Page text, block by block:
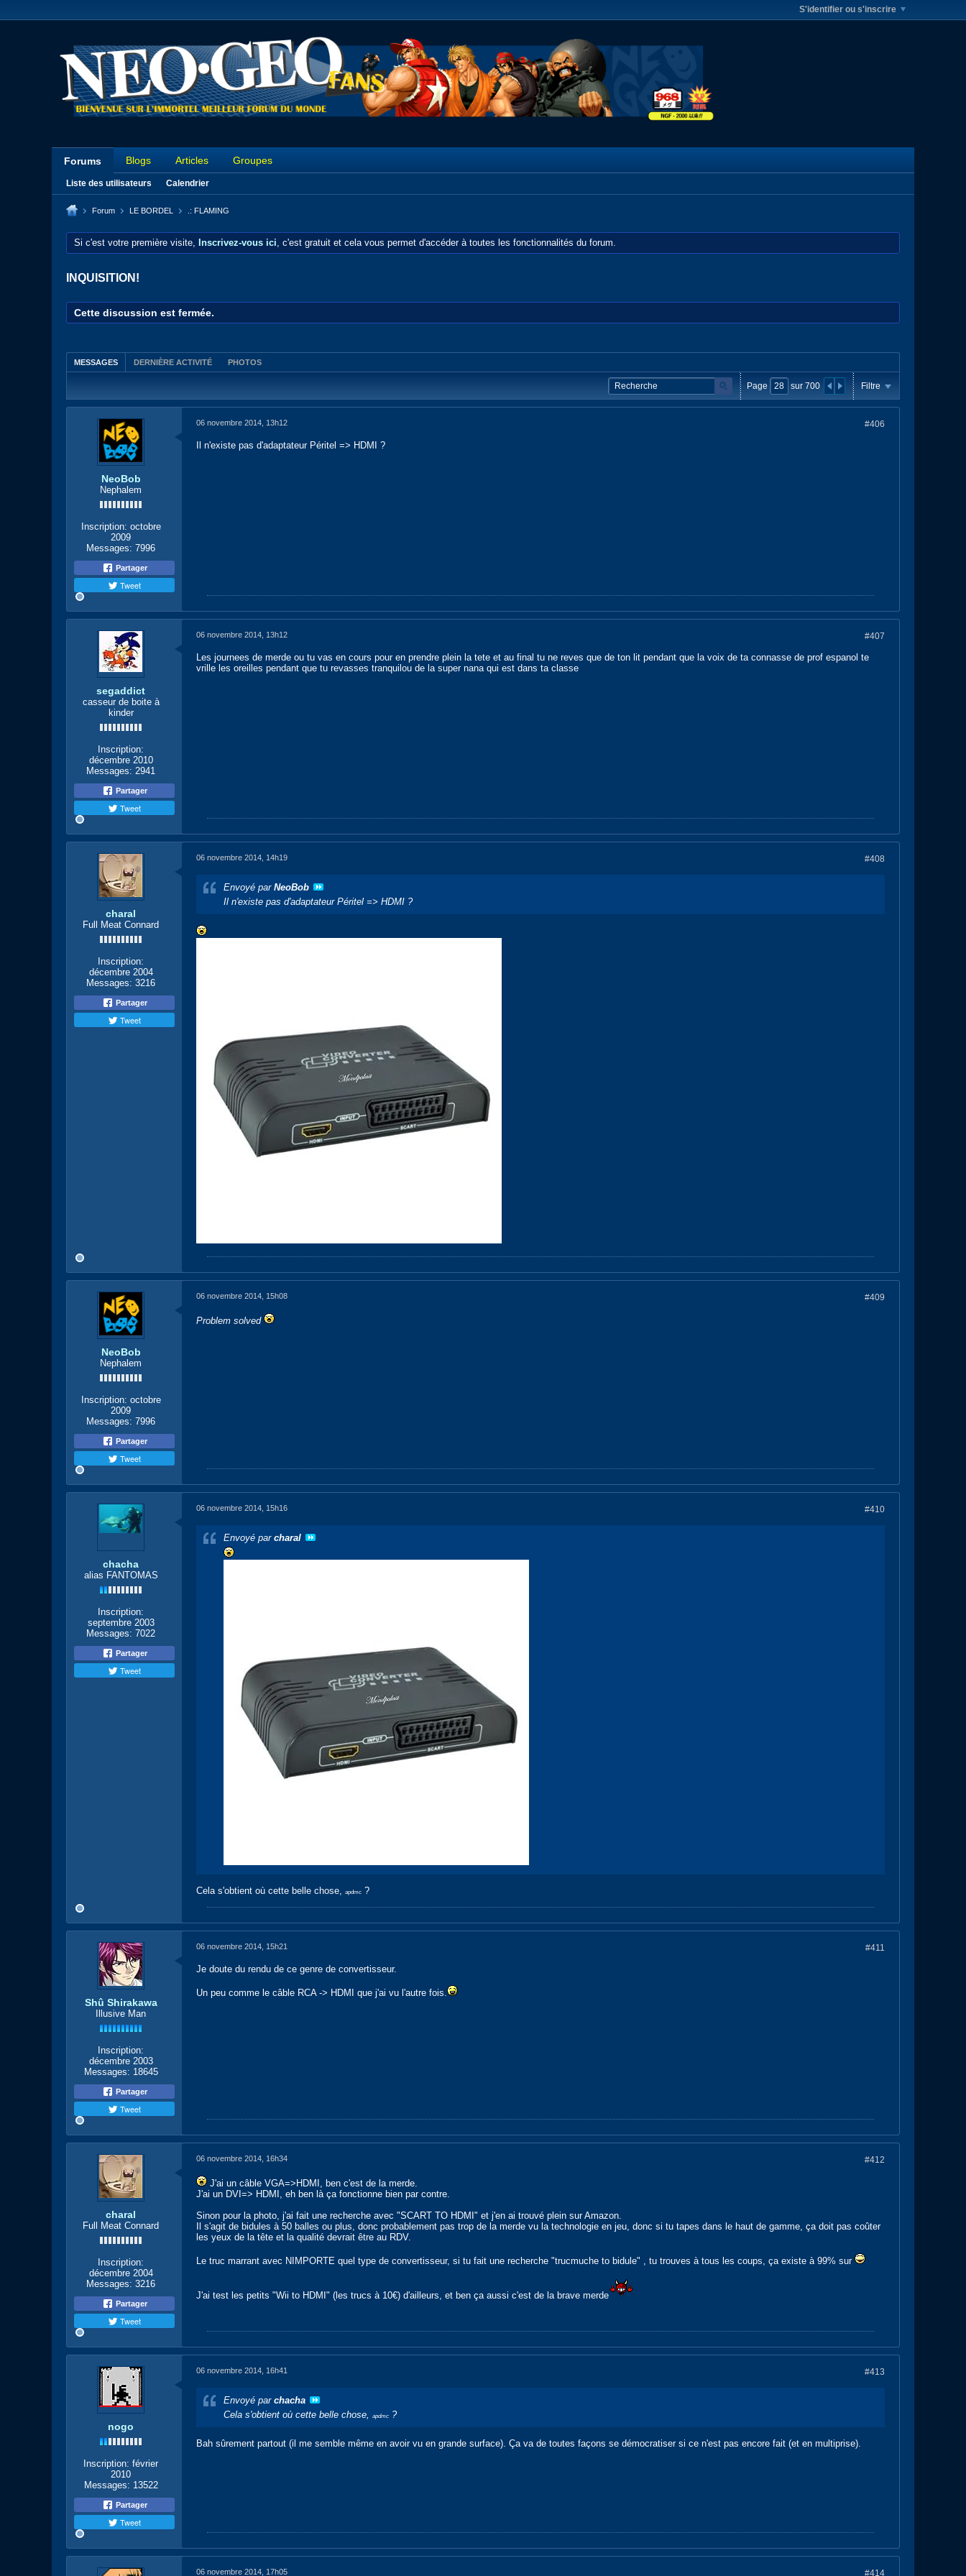
S'identifier ou s'inscrire
Forums Blogs Articles Groupes
Liste des utilisateurs Calendrier
Forum LE BORDEL .: FLAMING
Si c'est votre première visite, Inscrivez-vous ici, c'est gratuit et cela vous permet d'accéder à toutes les fonctionnalités du forum.
INQUISITION!
Cette discussion est fermée.
MESSAGES DERNIÈRE ACTIVITÉ PHOTOS
Page sur 700 Filtre
NeoBob
Nephalem
Inscription: octobre
2009
Messages: 7996
Partager
Tweet
#406
06 novembre 2014, 13h12
Il n'existe pas d'adaptateur Péritel => HDMI ?
segaddict
casseur de boite à
kinder
Inscription:
décembre 2010
Messages: 2941
Partager
Tweet
#407
06 novembre 2014, 13h12
Les journees de merde ou tu vas en cours pour en prendre plein la tete et au final tu ne reves que de ton lit pendant que la voix de ta connasse de prof espanol te
vrille les oreilles pendant que tu revasses tranquilou de la super nana qui est dans ta classe
charal
Full Meat Connard
Inscription:
décembre 2004
Messages: 3216
Partager
Tweet
#408
06 novembre 2014, 14h19
Envoyé par NeoBob
Il n'existe pas d'adaptateur Péritel => HDMI ?
NeoBob
Nephalem
Inscription: octobre
2009
Messages: 7996
Partager
Tweet
#409
06 novembre 2014, 15h08
Problem solved
chacha
alias FANTOMAS
Inscription:
septembre 2003
Messages: 7022
Partager
Tweet
#410
06 novembre 2014, 15h16
Envoyé par charal
Cela s'obtient où cette belle chose, apdmc ?
Shû Shirakawa
Illusive Man
Inscription:
décembre 2003
Messages: 18645
Partager
Tweet
#411
06 novembre 2014, 15h21
Je doute du rendu de ce genre de convertisseur.
Un peu comme le câble RCA -> HDMI que j'ai vu l'autre fois.
charal
Full Meat Connard
Inscription:
décembre 2004
Messages: 3216
Partager
Tweet
#412
06 novembre 2014, 16h34
J'ai un câble VGA=>HDMI, ben c'est de la merde.
J'ai un DVI=> HDMI, eh ben là ça fonctionne bien par contre.
Sinon pour la photo, j'ai fait une recherche avec "SCART TO HDMI" et j'en ai trouvé plein sur Amazon.
Il s'agit de bidules à 50 balles ou plus, donc probablement pas trop de la merde vu la technologie en jeu, donc si tu tapes dans le haut de gamme, ça doit pas coûter
les yeux de la tête et la qualité devrait être au RDV.
Le truc marrant avec NIMPORTE quel type de convertisseur, si tu fait une recherche "trucmuche to bidule" , tu trouves à tous les coups, ça existe à 99% sur
J'ai test les petits "Wii to HDMI" (les trucs à 10€) d'ailleurs, et ben ça aussi c'est de la brave merde
nogo
Inscription: février
2010
Messages: 13522
Partager
Tweet
#413
06 novembre 2014, 16h41
Envoyé par chacha
Cela s'obtient où cette belle chose,
apdmc ?
Bah sûrement partout (il me semble même en avoir vu en grande surface). Ça va de toutes façons se démocratiser si ce n'est pas encore fait (et en multiprise).
#414
06 novembre 2014, 17h05